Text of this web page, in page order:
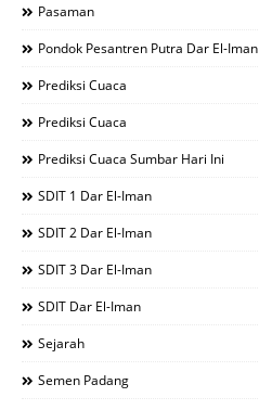
Pasaman
Pondok Pesantren Putra Dar El-Iman
Prediksi Cuaca
Prediksi Cuaca
Prediksi Cuaca Sumbar Hari Ini
SDIT 1 Dar El-Iman
SDIT 2 Dar El-Iman
SDIT 3 Dar El-Iman
SDIT Dar El-Iman
Sejarah
Semen Padang